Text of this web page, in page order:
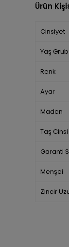
Ürün
Cinsiyet
Yaş
Renk
Ayar
Maden
Taş Cinsi
Garanti
Menşei
Zincir